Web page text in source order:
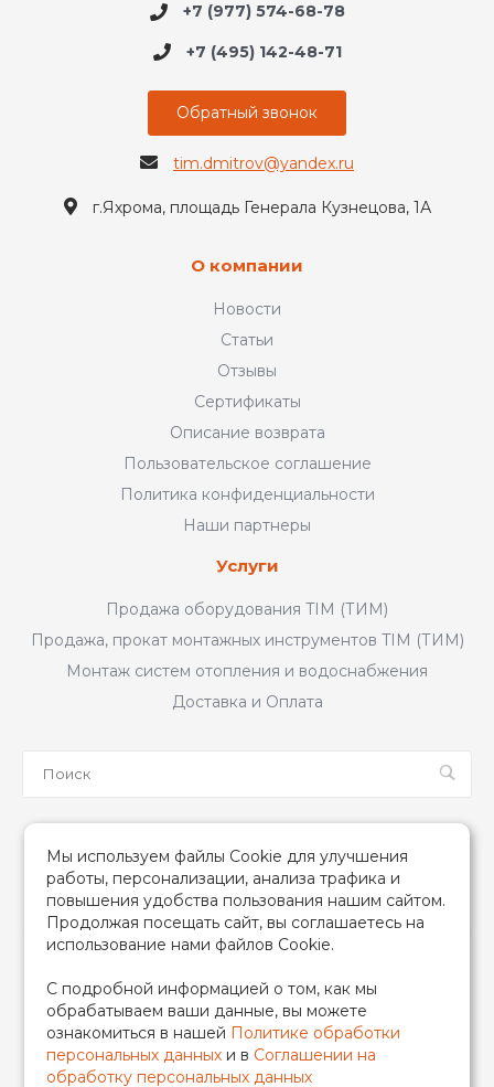
+7 (977) 574-68-78
+7 (495) 142-48-71
Обратный звонок
tim.dmitrov@yandex.ru
г.Яхрома, площадь Генерала Кузнецова, 1А
О компании
Новости
Статьи
Отзывы
Сертификаты
Описание возврата
Пользовательское соглашение
Политика конфиденциальности
Наши партнеры
Услуги
Продажа оборудования TIM (ТИМ)
Продажа, прокат монтажных инструментов TIM (ТИМ)
Монтаж систем отопления и водоснабжения
Доставка и Оплата
2026 © TIM (ТИМ) Инженерная сантехника, Все права
защищены
ИП Гончаренко Надежда Николаевна
500708528433/319500700011740
Мы используем файлы Cookie для улучшения
работы, персонализации, анализа трафика и
повышения удобства пользования нашим сайтом.
Продолжая посещать сайт, вы соглашаетесь на
использование нами файлов Cookie.
С подробной информацией о том, как мы
обрабатываем ваши данные, вы можете
ознакомиться в нашей Политике обработки
персональных данных и в Соглашении на
обработку персональных данных